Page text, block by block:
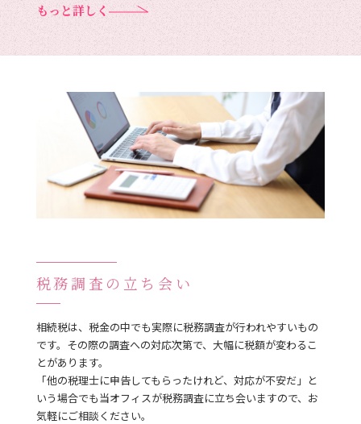
もっと詳しく
税務調査の立ち会い
相続税は、税金の中でも実際に税務調査が行われやすいもの
です。その際の調査への対応次第で、大幅に税額が変わるこ
とがあります。
「他の税理士に申告してもらったけれど、対応が不安だ」と
いう場合でも当オフィスが税務調査に立ち会いますので、お
気軽にご相談ください。